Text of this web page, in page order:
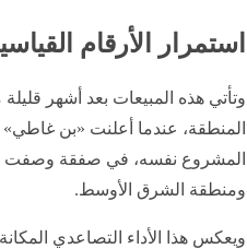
استمرار الأرقام
وتأتي هذه المبيعات بعد أشهر
المشروع نفسه، في صفقة وصفت
ومنطقة الشرق الأوسط.
ويعكس هذا الأداء التصاعدي